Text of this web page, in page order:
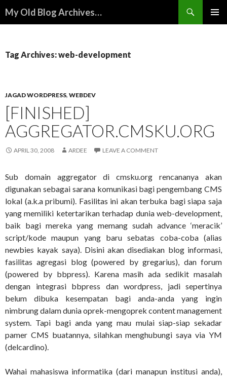
My Old Blog Archives…
Tag Archives: web-development
JAGAD WORDPRESS, WEBDEV
[FINISHED]
AGGREGATOR.CMSKU.ORG
APRIL 30, 2008 ARDEE LEAVE A COMMENT
Sub domain aggregator di cmsku.org rencananya akan
digunakan sebagai sarana komunikasi bagi pengembang CMS
lokal (a.k.a pribumi). Fasilitas ini akan terbuka bagi siapa saja
yang memiliki ketertarikan terhadap dunia web-development,
baik bagi mereka yang memang sudah advance ‘meracik’
script/kode maupun yang baru sebatas coba-coba (alias
newbies kayak saya). Disini akan disediakan blog informasi,
fasilitas agregasi blog (powered by gregarius), dan forum
(powered by bbpress). Karena masih ada sedikit masalah
dengan integrasi bbpress dan wordpress, jadi sepertinya
belum dibuka kesempatan bagi anda-anda yang ingin
nimbrung dalam dunia oprek-mengoprek content management
system. Tapi bagi anda yang mau mulai siap-siap sekadar
pamer CMS buatannya, silahkan menghubungi saya via YM
(delcardino).
Wahai mahasiswa informatika (dari manapun institusi anda),